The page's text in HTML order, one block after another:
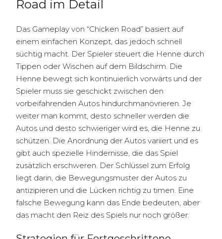
Road im Detail
Das Gameplay von “Chicken Road” basiert auf
einem einfachen Konzept, das jedoch schnell
süchtig macht. Der Spieler steuert die Henne durch
Tippen oder Wischen auf dem Bildschirm. Die
Henne bewegt sich kontinuierlich vorwärts und der
Spieler muss sie geschickt zwischen den
vorbeifahrenden Autos hindurchmanövrieren. Je
weiter man kommt, desto schneller werden die
Autos und desto schwieriger wird es, die Henne zu
schützen. Die Anordnung der Autos variiert und es
gibt auch spezielle Hindernisse, die das Spiel
zusätzlich erschweren. Der Schlüssel zum Erfolg
liegt darin, die Bewegungsmuster der Autos zu
antizipieren und die Lücken richtig zu timen. Eine
falsche Bewegung kann das Ende bedeuten, aber
das macht den Reiz des Spiels nur noch größer.